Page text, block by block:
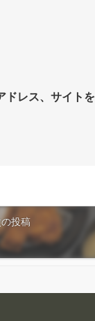
ドレス、サイトを
の投稿